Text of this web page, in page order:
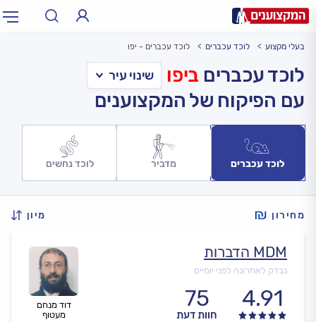
תחום
עירעיר: תל אביב, חיפה…
בעלי מקצוע לוכד עכברים לוכד עכברים - יפו
לוכד עכברים ביפו
עם הפיקוח של המקצוענים
לוכד עכברים מדביר לוכד נחשים
מחירון מיון
דוד מנחם
מעטוף
MDM הדברות
נבדק לאחרונה לפני יומיים
4.91
75
חוות דעת